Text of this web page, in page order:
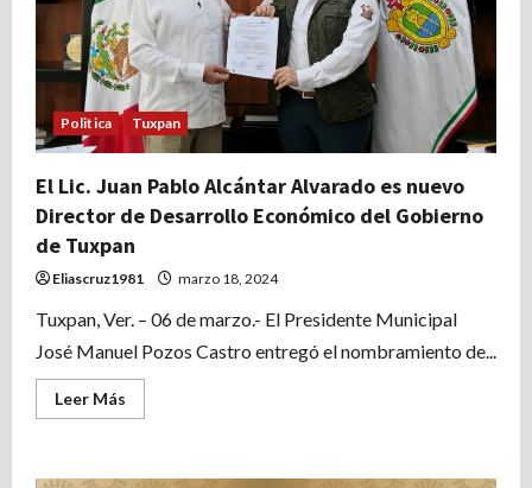
Politica Tuxpan
El Lic. Juan Pablo Alcántar Alvarado es nuevo
Director de Desarrollo Económico del Gobierno
de Tuxpan
Eliascruz1981 marzo 18, 2024
Tuxpan, Ver. – 06 de marzo.- El Presidente Municipal
José Manuel Pozos Castro entregó el nombramiento de...
Leer Más
más
Lic.